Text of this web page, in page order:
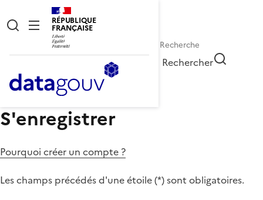
RÉPUBLIQUE
FRANÇAISE
Rechercher
S'enregistrer
Pourquoi créer un compte ?
Les champs précédés d'une étoile (*) sont obligatoires.